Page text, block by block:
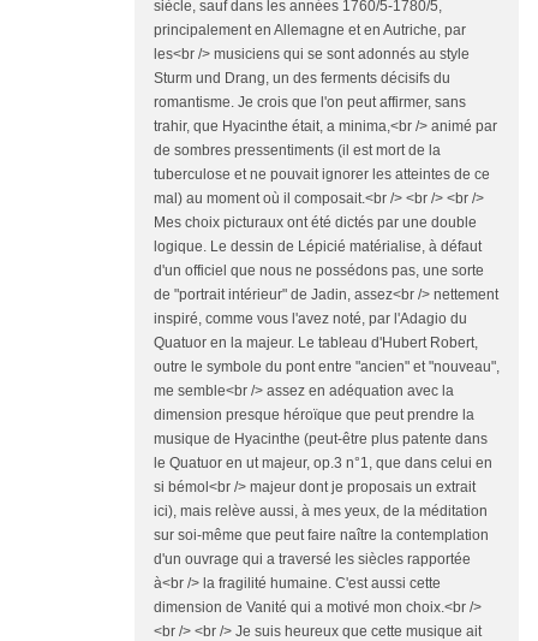
siècle, sauf dans les années 1760/5-1780/5,
principalement en Allemagne et en Autriche, par
les<br /> musiciens qui se sont adonnés au style
Sturm und Drang, un des ferments décisifs du
romantisme. Je crois que l'on peut affirmer, sans
trahir, que Hyacinthe était, a minima,<br /> animé par
de sombres pressentiments (il est mort de la
tuberculose et ne pouvait ignorer les atteintes de ce
mal) au moment où il composait.<br /> <br /> <br />
Mes choix picturaux ont été dictés par une double
logique. Le dessin de Lépicié matérialise, à défaut
d'un officiel que nous ne possédons pas, une sorte
de "portrait intérieur" de Jadin, assez<br /> nettement
inspiré, comme vous l'avez noté, par l'Adagio du
Quatuor en la majeur. Le tableau d'Hubert Robert,
outre le symbole du pont entre "ancien" et "nouveau",
me semble<br /> assez en adéquation avec la
dimension presque héroïque que peut prendre la
musique de Hyacinthe (peut-être plus patente dans
le Quatuor en ut majeur, op.3 n°1, que dans celui en
si bémol<br /> majeur dont je proposais un extrait
ici), mais relève aussi, à mes yeux, de la méditation
sur soi-même que peut faire naître la contemplation
d'un ouvrage qui a traversé les siècles rapportée
à<br /> la fragilité humaine. C'est aussi cette
dimension de Vanité qui a motivé mon choix.<br />
<br /> <br /> Je suis heureux que cette musique ait